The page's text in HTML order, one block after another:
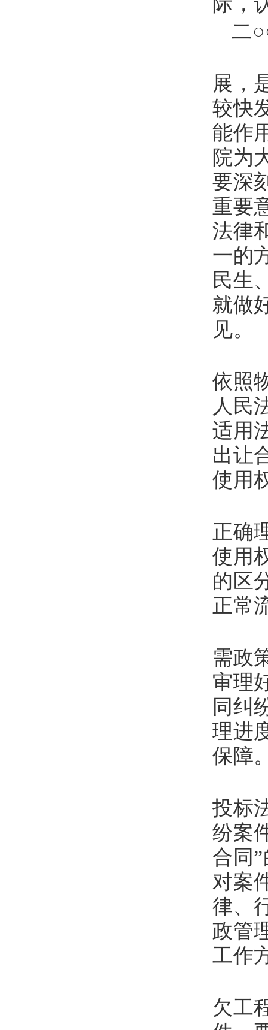
二
展，
较快
能作
院为
要深
重要
法律
一的
民生
就做
见。
依照
人民
适用
出让
使用
正确
使用
的区
正常
需政
审理
同纠
理进
保障
投标
纷案
合同
对案
律、
政管
工作
欠工